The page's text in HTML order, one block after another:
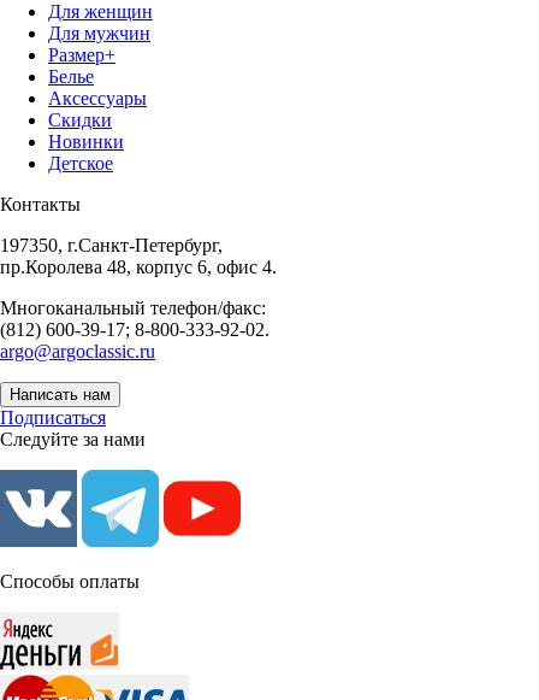
Для женщин
Для мужчин
Размер+
Белье
Аксессуары
Скидки
Новинки
Детское
Контакты
197350, г.Санкт-Петербург,
пр.Королева 48, корпус 6, офис 4.
Многоканальный телефон/факс:
(812) 600-39-17; 8-800-333-92-02.
argo@argoclassic.ru
Написать нам
Подписаться
Следуйте за нами
Способы оплаты